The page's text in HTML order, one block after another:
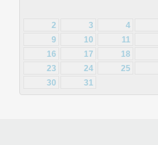
2013年2月 [26]
2
3 4
9
10 11
16
17 18
23
24 25
30
31